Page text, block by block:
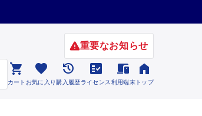
重要なお知らせ

カート

お気に入り

購入履歴

ライセンス

利用端末

トップ